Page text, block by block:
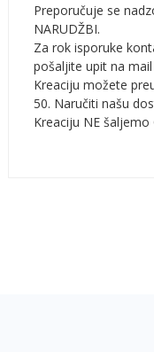
Preporučuje se
NARUDŽBI.
Za rok isporuke
pošaljite upit na
Kreaciju možete
50. Naručiti našu
Kreaciju NE šaljemo